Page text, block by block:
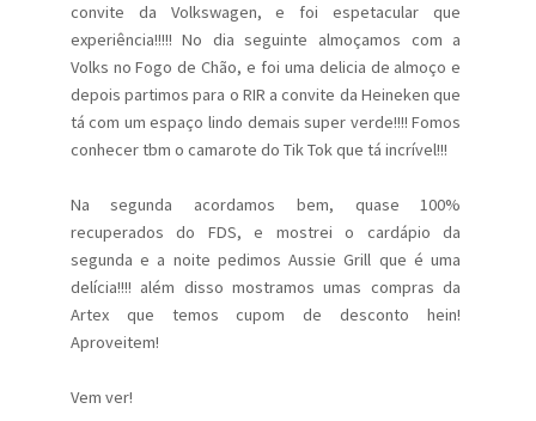
convite da Volkswagen, e foi espetacular que
experiência!!!!! No dia seguinte almoçamos com a
Volks no Fogo de Chão, e foi uma delicia de almoço e
depois partimos para o RIR a convite da Heineken que
tá com um espaço lindo demais super verde!!!! Fomos
conhecer tbm o camarote do Tik Tok que tá incrível!!!
Na segunda acordamos bem, quase 100%
recuperados do FDS, e mostrei o cardápio da
segunda e a noite pedimos Aussie Grill que é uma
delícia!!!! além disso mostramos umas compras da
Artex que temos cupom de desconto hein!
Aproveitem!
Vem ver!